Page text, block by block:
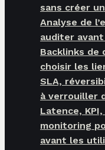
sans créer
Analyse de
auditer
Backlinks de
choisir les
SLA,
à verrouiller
Latence,
monitoring
avant les